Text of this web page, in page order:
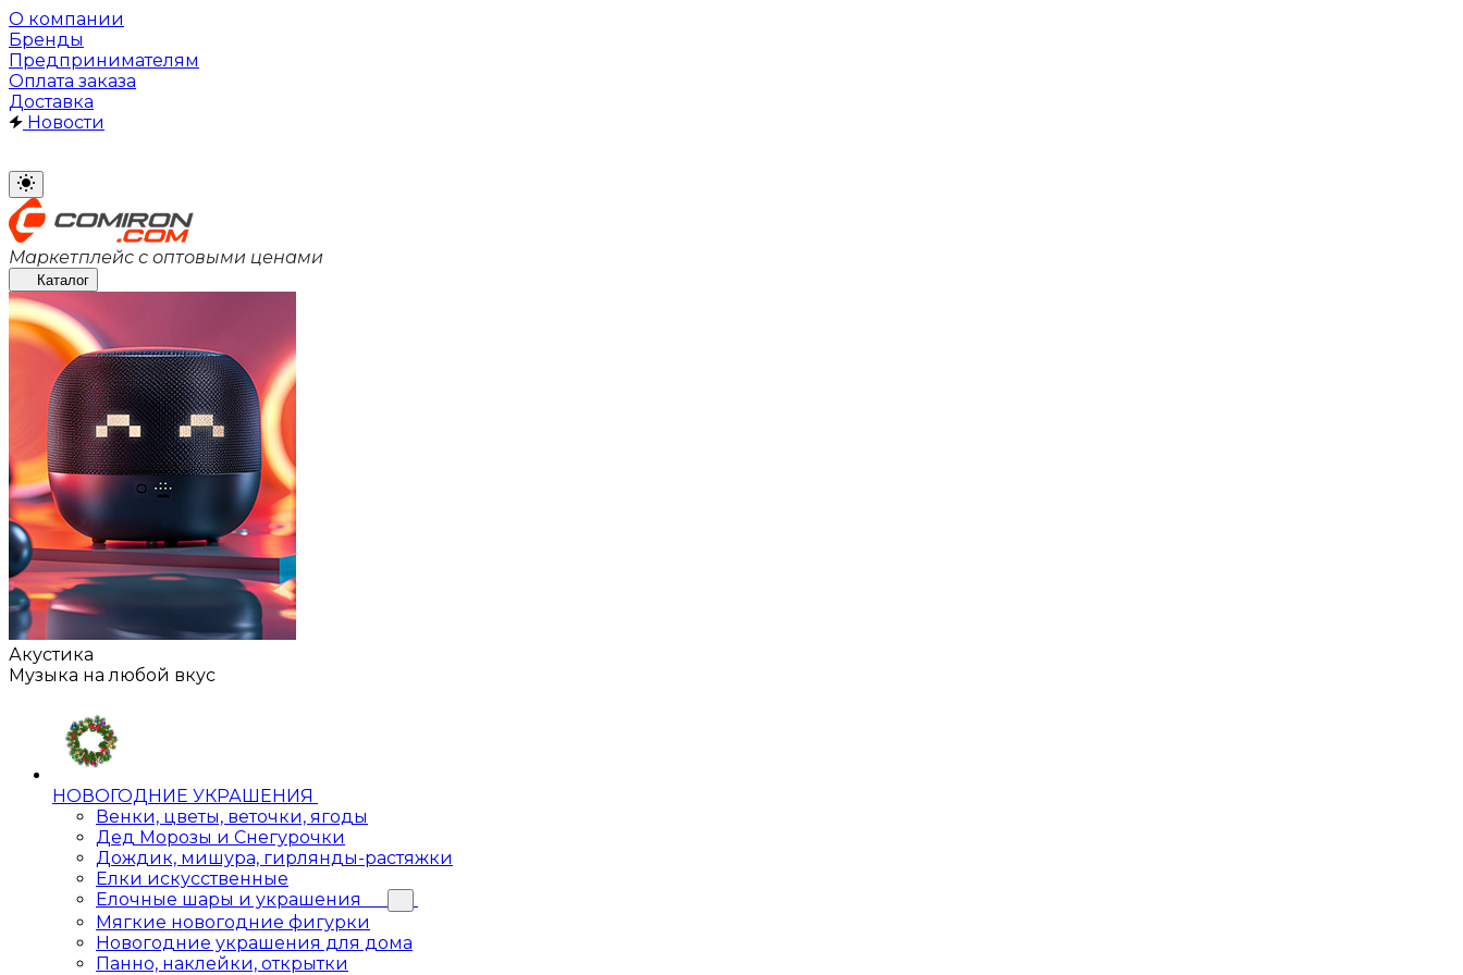
О компании
Бренды
Предпринимателям
Оплата заказа
Доставка
Новости
Маркетплейс с оптовыми ценами
Каталог
Акустика
Музыка на любой вкус
НОВОГОДНИЕ УКРАШЕНИЯ
Венки, цветы, веточки, ягоды
Дед Морозы и Снегурочки
Дождик, мишура, гирлянды-растяжки
Елки искусственные
Елочные шары и украшения
Мягкие новогодние фигурки
Новогодние украшения для дома
Панно, наклейки, открытки